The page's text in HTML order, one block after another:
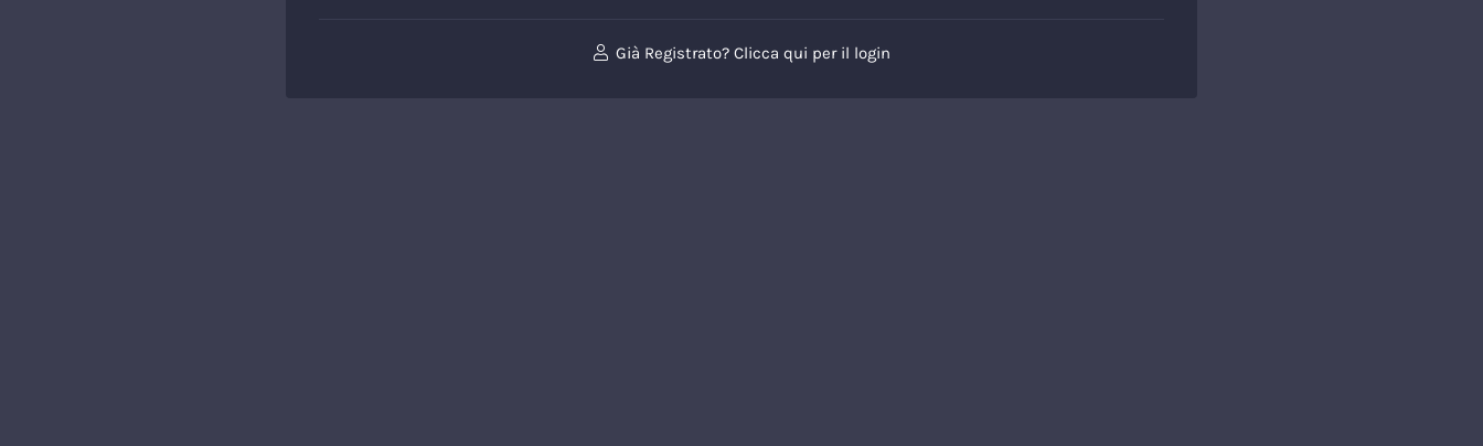
Già Registrato? Clicca qui per il login